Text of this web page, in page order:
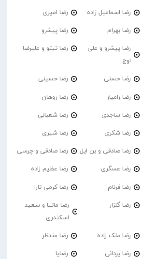
رضا اسماعیل زاده رضا امیری
رضا بهرام رضا پیشرو
رضا پیشرو و علی
اوج
رضا تیتو و علیرضا
رضا حسنی رضا حسینی
رضا رامیار رضا روهان
رضا ساجدی رضا شعبانی
رضا شکری رضا شیری
رضا صادقی و بن ایل رضا صادقی و چرسی
رضا عسگری رضا عظیم زاده
رضا فرنام رضا کرمی تارا
رضا گلزار
رضا ماتیا و سعید
اسکندری
رضا ملک زاده رضا منتظر
رضا یزدانی رضایا